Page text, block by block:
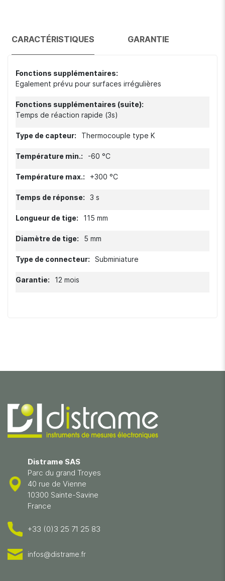
CARACTÉRISTIQUES GARANTIE
Caractéristiques
Egalement prévu pour surfaces irrégulières
Temps de réaction rapide (3s)
Thermocouple type K
-60 °C
+300 °C
3 s
115 mm
5 mm
Subminiature
12 mois
Distrame SAS
Parc du grand Troyes
40 rue de Vienne
10300 Sainte-Savine
France
+33 (0)3 25 71 25 83
infos@distrame.fr